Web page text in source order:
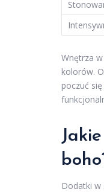
Wnętrza
kolorów.
poczuć
Dodatki w